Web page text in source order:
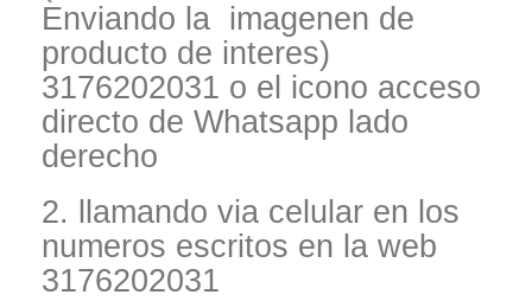
Enviando la imagenen de
producto de interes)
3176202031 o el icono acceso
directo de Whatsapp lado
derecho
2. llamando via celular en los
numeros escritos en la web
3176202031